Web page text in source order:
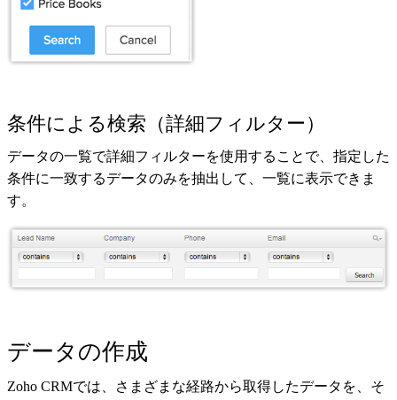
条件による検索（詳細フィルター）
データの一覧で詳細フィルターを使用することで、指定した
条件に一致するデータのみを抽出して、一覧に表示できま
す。
データの作成
Zoho CRMでは、さまざまな経路から取得したデータを、そ